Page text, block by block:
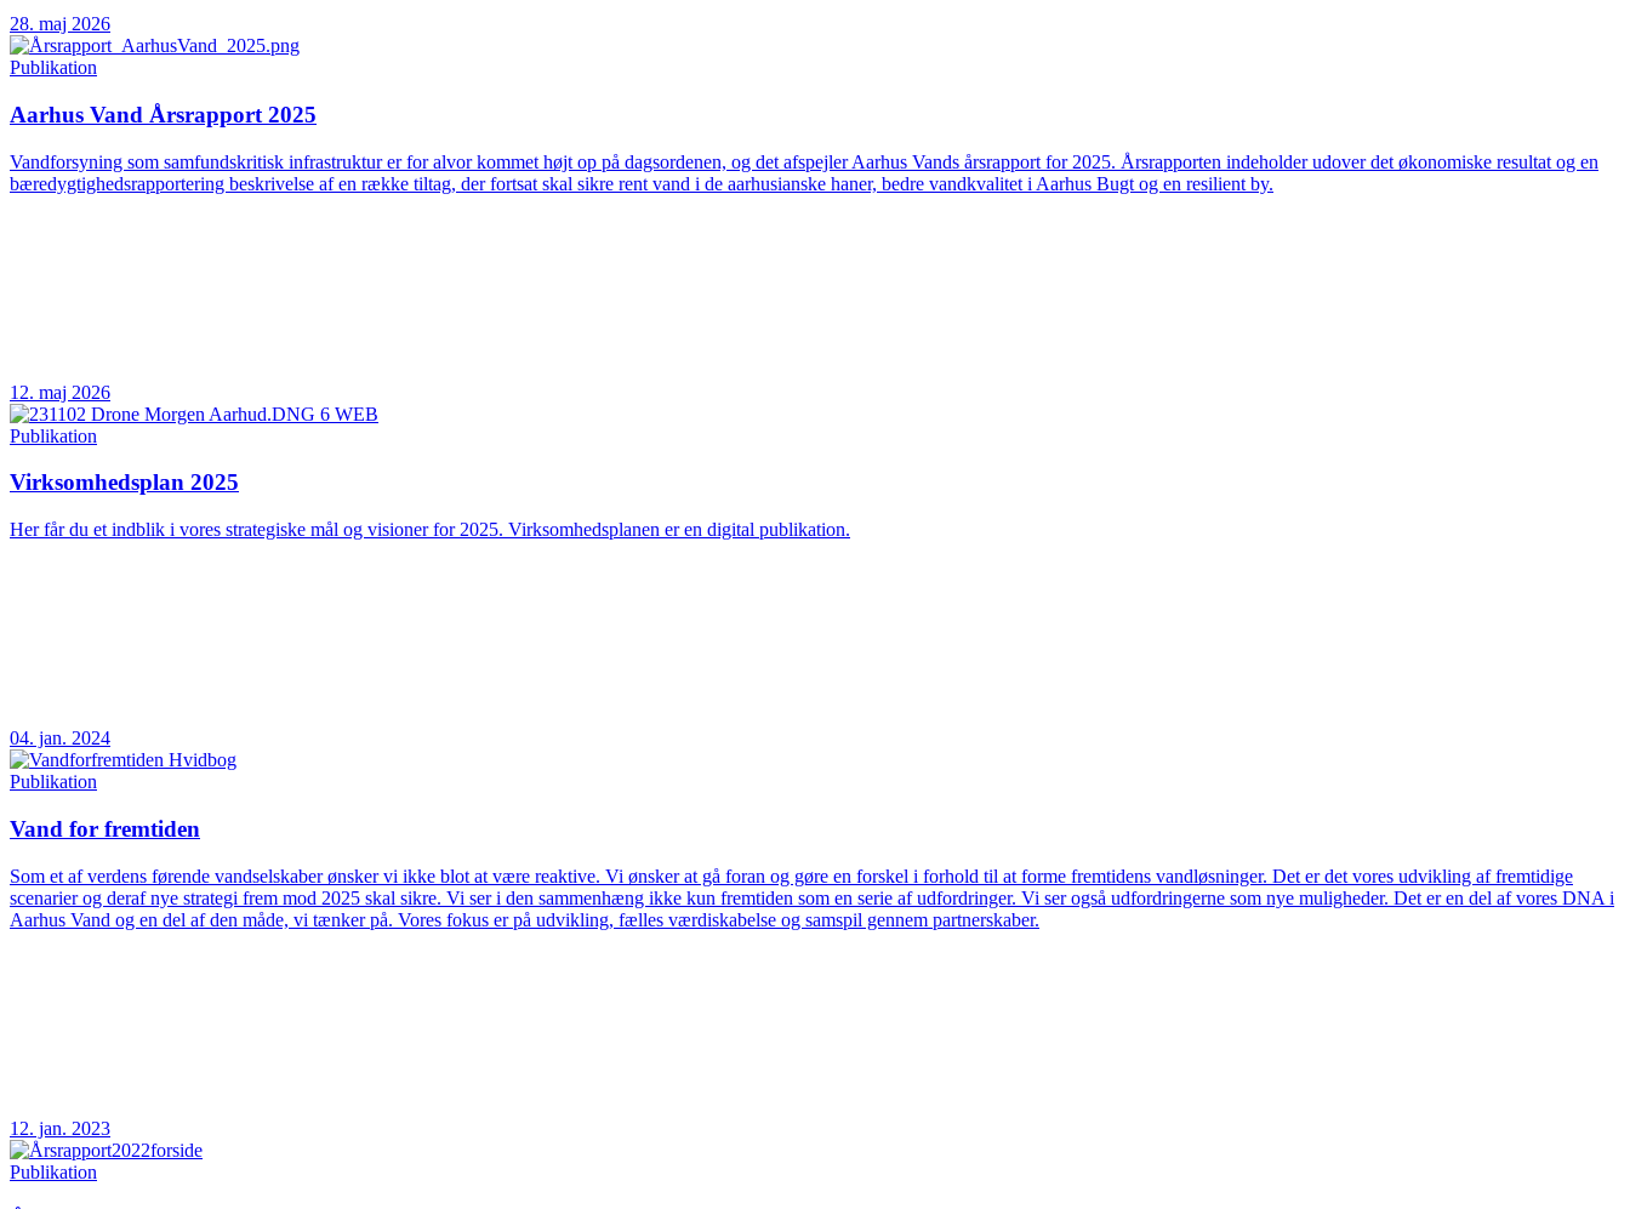
28. maj 2026
Publikation
Aarhus Vand Årsrapport 2025
Vandforsyning som samfundskritisk infrastruktur er for alvor kommet højt op på dagsordenen, og det afspejler Aarhus Vands årsrapport for 2025. Årsrapporten indeholder udover det økonomiske resultat og en
bæredygtighedsrapportering beskrivelse af en række tiltag, der fortsat skal sikre rent vand i de aarhusianske haner, bedre vandkvalitet i Aarhus Bugt og en resilient by.
12. maj 2026
Publikation
Virksomhedsplan 2025
Her får du et indblik i vores strategiske mål og visioner for 2025. Virksomhedsplanen er en digital publikation.
04. jan. 2024
Publikation
Vand for fremtiden
Som et af verdens førende vandselskaber ønsker vi ikke blot at være reaktive. Vi ønsker at gå foran og gøre en forskel i forhold til at forme fremtidens vandløsninger. Det er det vores udvikling af fremtidige
scenarier og deraf nye strategi frem mod 2025 skal sikre. Vi ser i den sammenhæng ikke kun fremtiden som en serie af udfordringer. Vi ser også udfordringerne som nye muligheder. Det er en del af vores DNA i
Aarhus Vand og en del af den måde, vi tænker på. Vores fokus er på udvikling, fælles værdiskabelse og samspil gennem partnerskaber.
12. jan. 2023
Publikation